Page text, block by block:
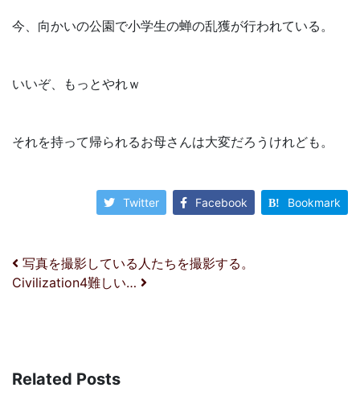
今、向かいの公園で小学生の蝉の乱獲が行われている。
いいぞ、もっとやれｗ
それを持って帰られるお母さんは大変だろうけれども。
Twitter Facebook Bookmark
投稿ナビゲーション
写真を撮影している人たちを撮影する。
Civilization4難しい…
Related Posts